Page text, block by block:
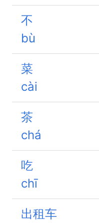
不
bù
菜
cài
茶
chá
吃
chī
出租车